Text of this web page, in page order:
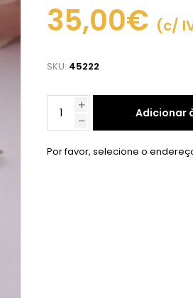
35,00€ (c/
SKU: 45222
Adicionar
Por favor, selecione o